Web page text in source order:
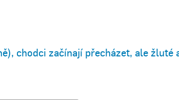
chodci začínají přecházet, ale žluté